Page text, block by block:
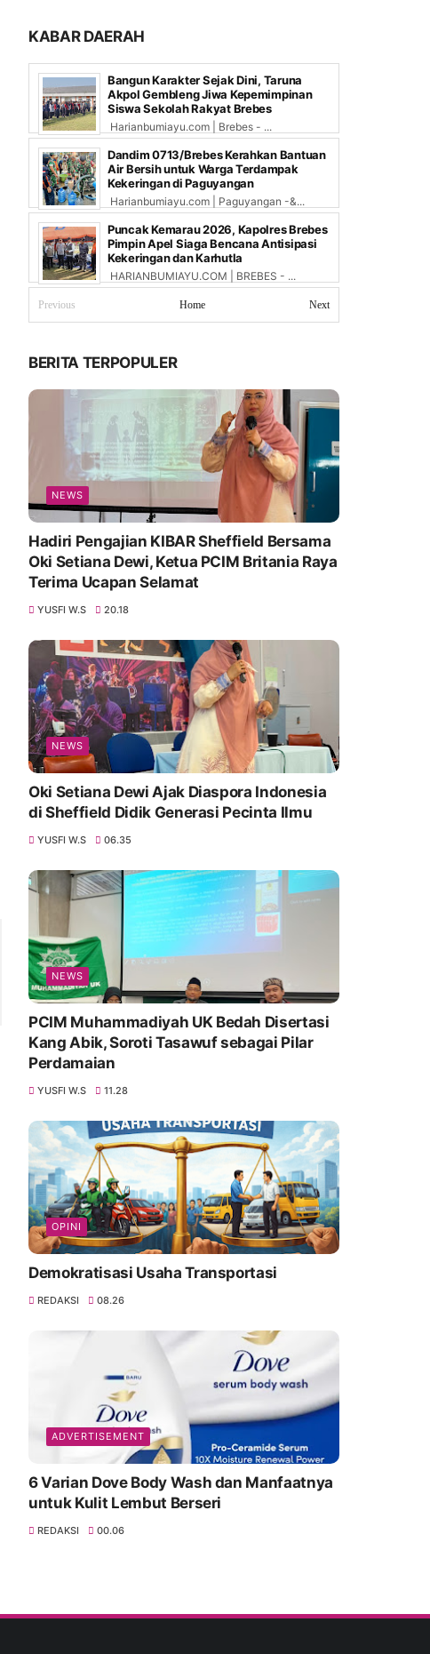
KABAR DAERAH
Bangun Karakter Sejak Dini, Taruna
Akpol Gembleng Jiwa Kepemimpinan
Siswa Sekolah Rakyat Brebes
Harianbumiayu.com | Brebes - ...
Dandim 0713/Brebes Kerahkan Bantuan
Air Bersih untuk Warga Terdampak
Kekeringan di Paguyangan
Harianbumiayu.com | Paguyangan -&...
Puncak Kemarau 2026, Kapolres Brebes
Pimpin Apel Siaga Bencana Antisipasi
Kekeringan dan Karhutla
HARIANBUMIAYU.COM | BREBES - ...
Previous Next
Home
BERITA TERPOPULER
NEWS
Hadiri Pengajian KIBAR Sheffield Bersama
Oki Setiana Dewi, Ketua PCIM Britania Raya
Terima Ucapan Selamat
YUSFI W.S 20.18
NEWS
Oki Setiana Dewi Ajak Diaspora Indonesia
di Sheffield Didik Generasi Pecinta Ilmu
YUSFI W.S 06.35
NEWS
PCIM Muhammadiyah UK Bedah Disertasi
Kang Abik, Soroti Tasawuf sebagai Pilar
Perdamaian
YUSFI W.S 11.28
OPINI
Demokratisasi Usaha Transportasi
REDAKSI 08.26
ADVERTISEMENT
6 Varian Dove Body Wash dan Manfaatnya
untuk Kulit Lembut Berseri
REDAKSI 00.06